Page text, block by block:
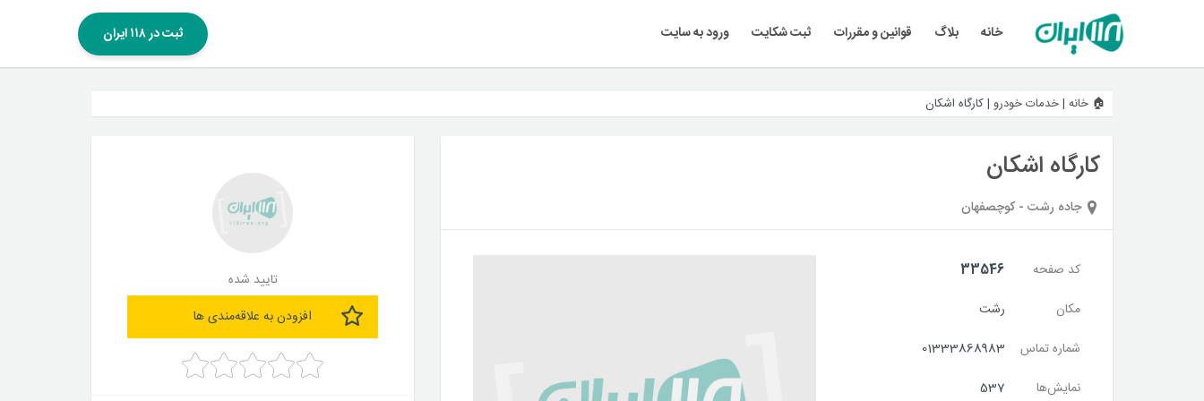
خانه بلاگ قوانین و مقررات ثبت شکایت ورود به سایت ثبت در ۱۱۸ ایران
🏠 خانه |خدمات خودرو |کارگاه اشکان
کارگاه اشکان
جاده رشت - کوچصفهان
کد صفحه
33546
مکان
رشت
شماره تماس
01333868983
نمایش‌ها
537
تایید شده
افزودن به علاقه‌مندی ها